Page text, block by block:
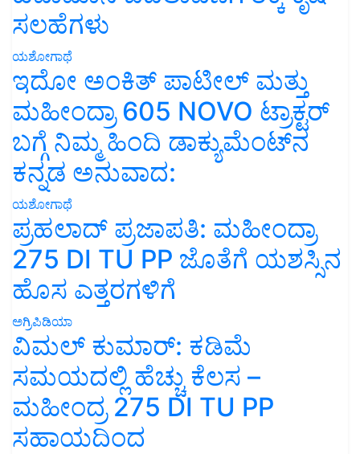
ಸಲಹೆಗಳು
ಯಶೋಗಾಥೆ
ಇದೋ ಅಂಕಿತ್ ಪಾಟೀಲ್ ಮತ್ತು
ಮಹೀಂದ್ರಾ 605 NOVO ಟ್ರಾಕ್ಟರ್
ಬಗ್ಗೆ ನಿಮ್ಮ ಹಿಂದಿ ಡಾಕ್ಯುಮೆಂಟ್‌ನ
ಕನ್ನಡ ಅನುವಾದ:
ಯಶೋಗಾಥೆ
ಪ್ರಹಲಾದ್ ಪ್ರಜಾಪತಿ: ಮಹೀಂದ್ರಾ
275 DI TU PP ಜೊತೆಗೆ ಯಶಸ್ಸಿನ
ಹೊಸ ಎತ್ತರಗಳಿಗೆ
ಅಗ್ರಿಪಿಡಿಯಾ
ವಿಮಲ್ ಕುಮಾರ್: ಕಡಿಮೆ
ಸಮಯದಲ್ಲಿ ಹೆಚ್ಚು ಕೆಲಸ –
ಮಹೀಂದ್ರ 275 DI TU PP
ಸಹಾಯದಿಂದ